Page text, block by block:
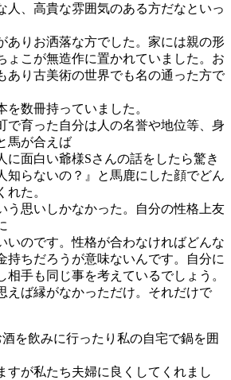
人、高貴な雰囲気のある方だなといっ
ありお洒落な方でした。家には親の形
ょこが無造作に置かれていました。お
あり古美術の世界でも名の通った方で
数冊持っていました。
で育った自分は人の名誉や地位等、身
馬が合えば
に面白い爺様Sさんの話をしたら驚き
知らないの？』と馬鹿にした顔でどん
れた。
う思いしかなかった。自分の性格上友
いのです。性格が合わなければどんな
持ちだろうが意味ないんです。自分に
相手も同じ事を考えているでしょう。
えば縁がなかっただけ。それだけで
を飲みに行ったり私の自宅で鍋を囲
すが私たち夫婦に良くしてくれまし